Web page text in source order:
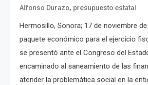
Alfonso Durazo, presupuesto estatal
Hermosillo, Sonora; 17 de noviembre de
paquete económico para el ejercicio
se presentó ante el Congreso del
encaminado al saneamiento de las
atender la problemática social en la